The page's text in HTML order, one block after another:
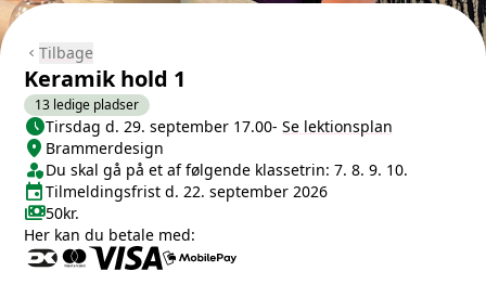
chevron_left Tilbage
Keramik hold 1
13 ledige pladser
Næste lektion
scheduleTirsdag d. 29. september 17.00- Se lektionsplan
Sted/Adresse
location_on Brammerdesign
Klasse/Aldersbegrænsning
person_shieldDu skal gå på et af følgende klassetrin: 7. 8. 9. 10.
Tilmeldingsfrist
eventTilmeldingsfrist d. 22. september 2026
Pris
payments50kr.
Her kan du betale med: